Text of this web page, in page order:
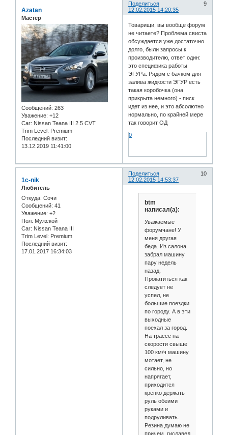
Поделиться
9
12.02.2015 14:20:35
Azatan
Мастер
Сообщений: 263
Уважение: +12
Car: Nissan Teana III 2.5 CVT
Trim Level: Premium
Последний визит:
13.12.2019 11:41:00
Товарищи, вы вообще форум
не читаете? Проблема свиста
обсуждается уже достаточно
долго, были запросы к
производителю, ответ один:
это специфика работы
ЭГУРа. Рядом с бачком для
залива жидкости ЭГУР есть
такая коробочка (она
прикрыта немного) - писк
идет из нее, и это абсолютно
нормально, по крайней мере
так говорит ОД
0
Поделиться
10
12.02.2015 14:53:37
1c-nik
Любитель
Откуда: Сочи
Сообщений: 41
Уважение: +2
Пол: Мужской
Car: Nissan Teana III
Trim Level: Premium
Последний визит:
17.01.2017 16:34:03
btm
написал(а):
Уважаемые
форумчане! У
меня другая
беда. Из салона
забрал машину
пару недель
назад.
Прокатиться как
следует не
успел, не
большие поездки
по городу. А в эти
выходные
поехал за город.
На трассе на
скорости свыше
100 км/ч машину
мотает, не
сильно, но
напрягает,
приходится
крепко держать
руль обеими
руками и
подруливать.
Резина думаю не
причем, гиславед